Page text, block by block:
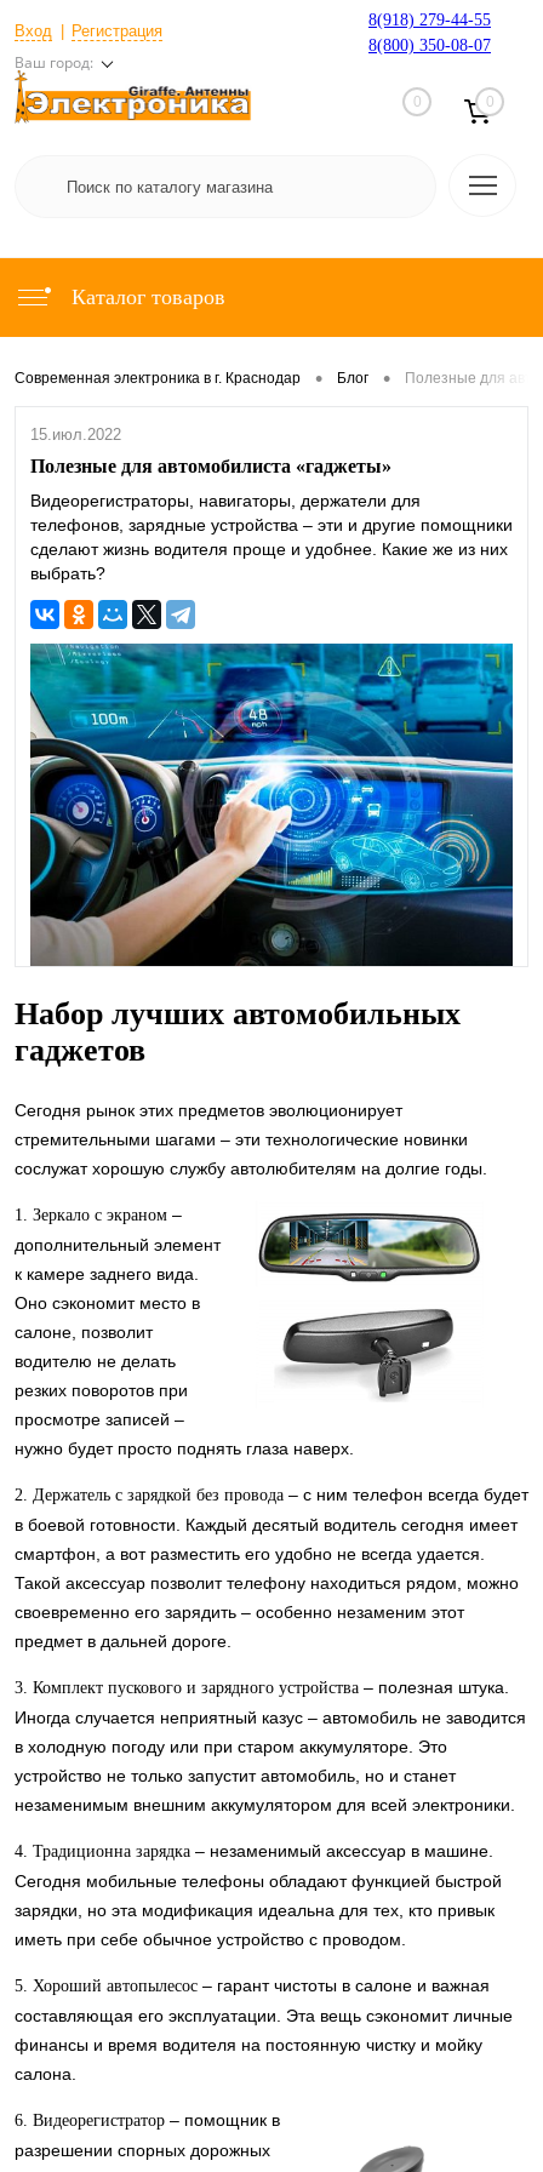
Вход Регистрация
Ваш город:
8(918) 279-44-55
8(800) 350-08-07
0 0
Каталог товаров
Современная электроника в г. Краснодар • Блог • Полезные для
15.июл.2022
Полезные для автомобилиста «гаджеты»
Видеорегистраторы, навигаторы, держатели для
телефонов, зарядные устройства – эти и другие помощники
сделают жизнь водителя проще и удобнее. Какие же из них
выбрать?
Набор лучших автомобильных
гаджетов
Сегодня рынок этих предметов эволюционирует
стремительными шагами – эти технологические новинки
сослужат хорошую службу автолюбителям на долгие годы.
1. Зеркало с экраном –
дополнительный элемент
к камере заднего вида.
Оно сэкономит место в
салоне, позволит
водителю не делать
резких поворотов при
просмотре записей –
нужно будет просто поднять глаза наверх.
2. Держатель с зарядкой без провода – с ним телефон всегда будет
в боевой готовности. Каждый десятый водитель сегодня имеет
смартфон, а вот разместить его удобно не всегда удается.
Такой аксессуар позволит телефону находиться рядом, можно
своевременно его зарядить – особенно незаменим этот
предмет в дальней дороге.
3. Комплект пускового и зарядного устройства – полезная штука.
Иногда случается неприятный казус – автомобиль не заводится
в холодную погоду или при старом аккумуляторе. Это
устройство не только запустит автомобиль, но и станет
незаменимым внешним аккумулятором для всей электроники.
4. Традиционна зарядка – незаменимый аксессуар в машине.
Сегодня мобильные телефоны обладают функцией быстрой
зарядки, но эта модификация идеальна для тех, кто привык
иметь при себе обычное устройство с проводом.
5. Хороший автопылесос – гарант чистоты в салоне и важная
составляющая его эксплуатации. Эта вещь сэкономит личные
финансы и время водителя на постоянную чистку и мойку
салона.
6. Видеорегистратор – помощник в
разрешении спорных дорожных